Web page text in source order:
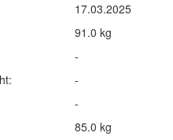
17.03.2025
91.0 kg
-
-
-
85.0 kg